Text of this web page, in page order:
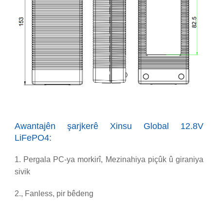
Awantajên şarjkerê Xinsu Global 12.8V
LiFePO4:
1. Pergala PC-ya morkirî, Mezinahiya piçûk û giraniya
sivik
2., Fanless, pir bêdeng